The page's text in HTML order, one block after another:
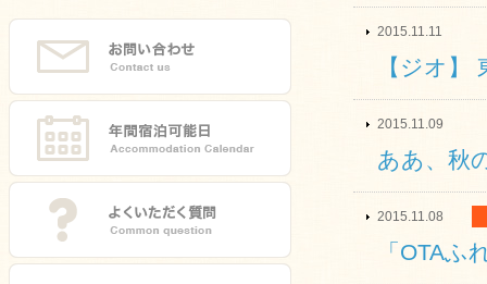
2015.11.11
【ジオ
2015.11.09
ああ、秋
2015.11.08
「OTA